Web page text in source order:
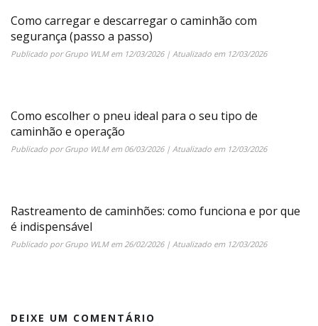
Como carregar e descarregar o caminhão com
segurança (passo a passo)
Publicado porGrupo WLMem 12/03/2026| Atualizado em 12/03/2026
Como escolher o pneu ideal para o seu tipo de
caminhão e operação
Publicado porGrupo WLMem 06/03/2026| Atualizado em 12/03/2026
Rastreamento de caminhões: como funciona e por que
é indispensável
Publicado porGrupo WLMem26/02/2026| Atualizado em 12/03/2026
DEIXE UM COMENTÁRIO